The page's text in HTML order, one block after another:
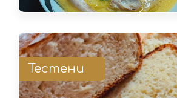
Тестени